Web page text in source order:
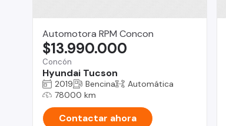
Automotora RPM Concon
Concón
Hyundai Tucson
$13.990.000
2019 Bencina
Automática
78000 km
Contactar ahora